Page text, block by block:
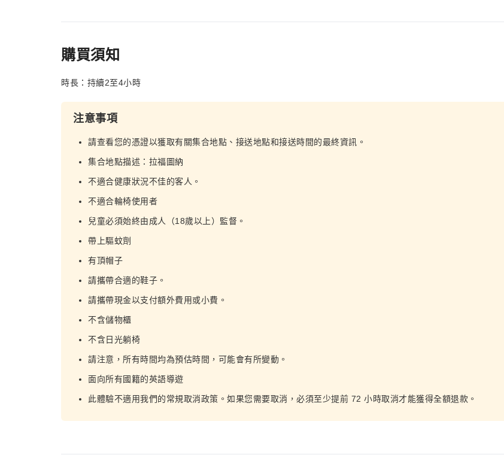
購買須知
時長：持續2至4小時
注意事項
請查看您的憑證以獲取有關集合地點、接送地點和接送時間的最終資訊。
集合地點描述：拉福圖納
不適合健康狀況不佳的客人。
不適合輪椅使用者
兒童必須始終由成人（18歲以上）監督。
帶上驅蚊劑
有頂帽子
請攜帶合適的鞋子。
請攜帶現金以支付額外費用或小費。
不含儲物櫃
不含日光躺椅
請注意，所有時間均為預估時間，可能會有所變動。
面向所有國籍的英語導遊
此體驗不適用我們的常規取消政策。如果您需要取消，必須至少提前 72 小時取消才能獲得全額退款。